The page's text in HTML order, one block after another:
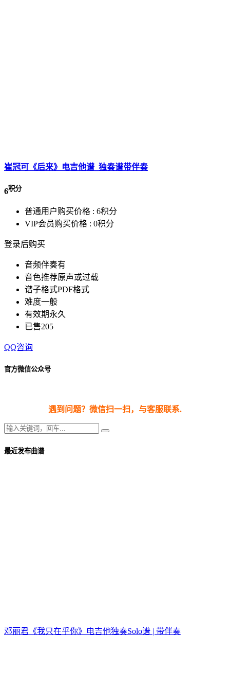
崔冠可《后来》电吉他谱_独奏谱带伴奏
6积分
普通用户购买价格 : 6积分
VIP会员购买价格 : 0积分
登录后购买
音频伴奏有
音色推荐原声或过载
谱子格式PDF格式
难度一般
有效期永久
已售205
QQ咨询
官方微信公众号
遇到问题？微信扫一扫，与客服联系.
最近发布曲谱
邓丽君《我只在乎你》电吉他独奏Solo谱 | 带伴奏